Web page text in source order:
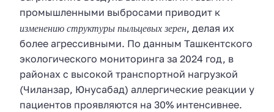
промышленными выбросами приводит к
изменению структуры пыльцевых зерен, делая их
более агрессивными. По данным Ташкентского
экологического мониторинга за 2024 год, в
районах с высокой транспортной нагрузкой
(Чиланзар, Юнусабад) аллергические реакции у
пациентов проявляются на 30% интенсивнее.